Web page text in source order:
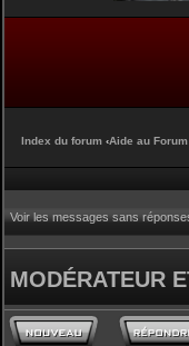
Index du forum ‹Aide au Forum
Voir les messages sans
MODÉRATEUR